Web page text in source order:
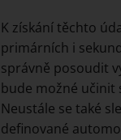
K získání těchto
primárních i
správně posoudit
bude možné
Neustále se také
definované